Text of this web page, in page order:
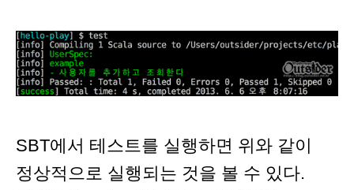
SBT에서 테스트를 실행하면 위와 같이
정상적으로 실행되는 것을 볼 수 있다.